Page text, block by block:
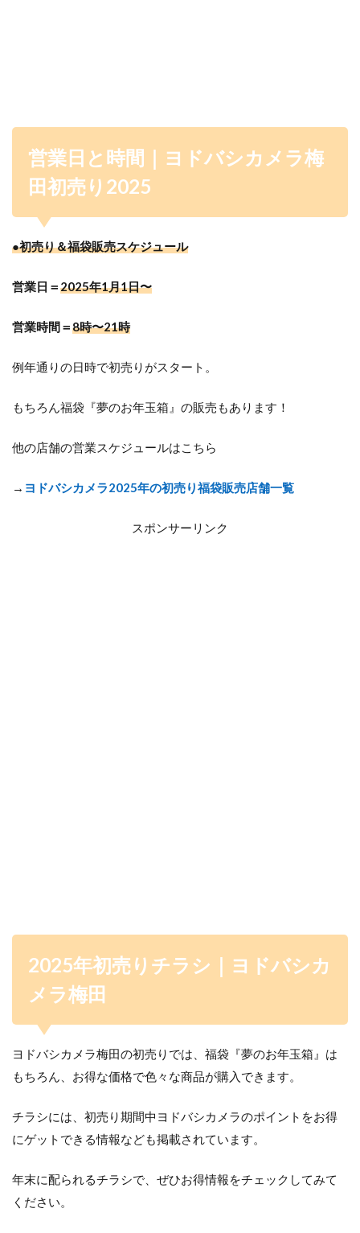
営業日と時間｜ヨドバシカメラ梅
田初売り2025
●初売り＆福袋販売スケジュール
営業日＝2025年1月1日〜
営業時間＝8時〜21時
例年通りの日時で初売りがスタート。
もちろん福袋『夢のお年玉箱』の販売もあります！
他の店舗の営業スケジュールはこちら
→ ヨドバシカメラ2025年の初売り福袋販売店舗一覧
スポンサーリンク
2025年初売りチラシ｜ヨドバシカ
メラ梅田
ヨドバシカメラ梅田の初売りでは、福袋『夢のお年玉箱』は
もちろん、お得な価格で色々な商品が購入できます。
チラシには、初売り期間中ヨドバシカメラのポイントをお得
にゲットできる情報なども掲載されています。
年末に配られるチラシで、ぜひお得情報をチェックしてみて
ください。